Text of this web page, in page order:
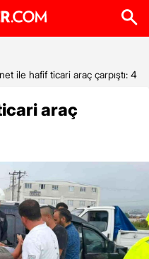
ile hafif ticari araç çarpıştı: 4
araç